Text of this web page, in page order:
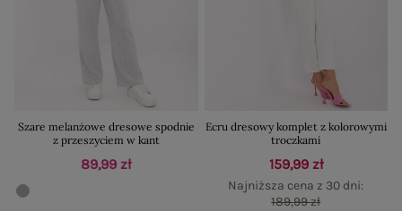
Szare melanżowe dresowe spodnie
z przeszyciem w kant
89,99 zł
Ecru dresowy komplet z kolorowymi
troczkami
159,99 zł
Najniższa cena z 30 dni:
189,99 zł